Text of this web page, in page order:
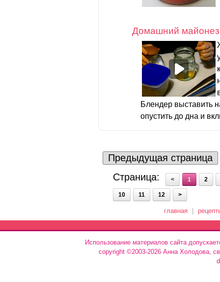
Домашний
Блендер выставить
опустить до дна и
Предыдущая страница
Страница:
< 1 2
10 11 12 >
главная
Использование материалов сайта
copyright ©2003-2026 Анна Холодова,